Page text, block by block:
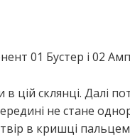
01 Бустер і 02
цій склянці. Далі
не стане
в кришці